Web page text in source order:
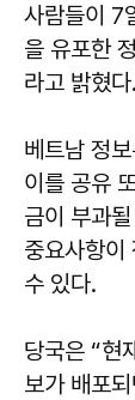
사람들이 7
을 유포한
라고 밝혔다.
베트남 정
이를 공유
금이 부과
중요사항이
수 있다.
당국은 “현
보가 배포